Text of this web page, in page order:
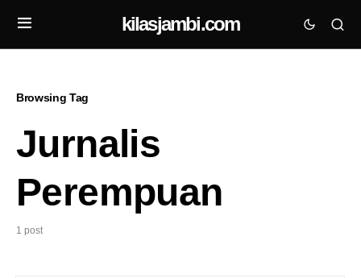
kilasjambi.com
Browsing Tag
Jurnalis
Perempuan
1 post